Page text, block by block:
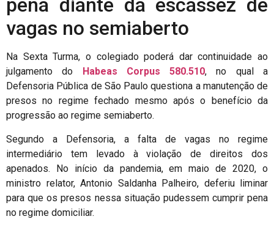
pena diante da escassez de
vagas no semiaberto
Na Sexta Turma, o colegiado poderá dar continuidade ao
julgamento do
Habeas Corpus 580.510, no qual a
Defensoria Pública de São Paulo questiona a manutenção de
presos no regime fechado mesmo após o benefício da
progressão ao regime semiaberto.
Segundo a Defensoria, a falta de vagas no regime
intermediário tem levado à violação de direitos dos
apenados. No início da pandemia, em maio de 2020, o
ministro relator, Antonio Saldanha Palheiro, deferiu liminar
para que os presos nessa situação pudessem cumprir pena
no regime domiciliar.